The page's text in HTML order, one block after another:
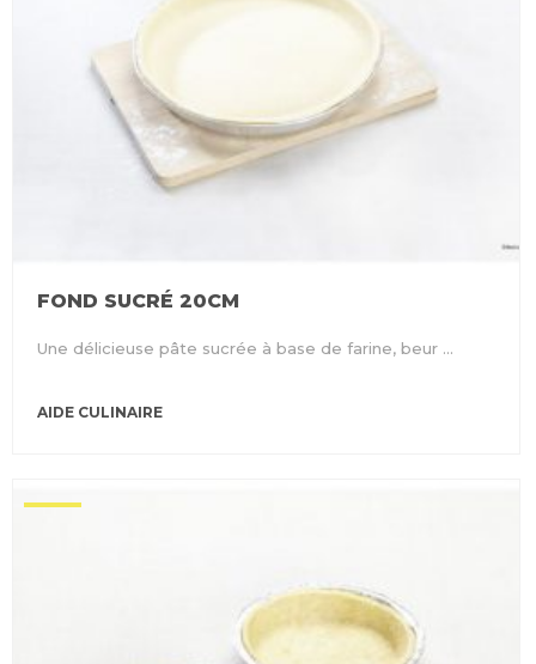
FOND SUCRÉ 20CM
Une délicieuse pâte sucrée à base de farine, beur ...
AIDE CULINAIRE